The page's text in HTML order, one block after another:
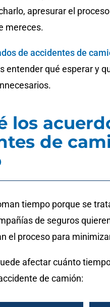
apresurar el
mereces.
de accidentes de
entender qué esperar y
los
de
tiempo porque se
de seguros
el proceso para
afectar cuánto
de camión: